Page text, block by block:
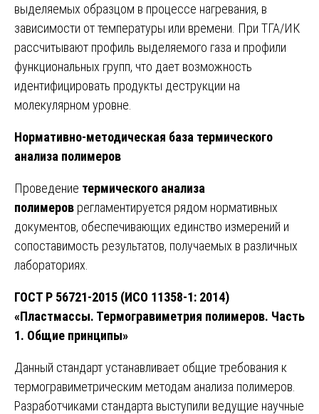
выделяемых образцом в процессе нагревания, в
зависимости от температуры или времени. При ТГА/ИК
рассчитывают профиль выделяемого газа и профили
функциональных групп, что дает возможность
идентифицировать продукты деструкции на
молекулярном уровне.
Нормативно-методическая база термического
анализа полимеров
Проведение термического анализа
полимеров регламентируется рядом нормативных
документов, обеспечивающих единство измерений и
сопоставимость результатов, получаемых в различных
лабораториях.
ГОСТ Р 56721-2015 (ИСО 11358-1: 2014)
«Пластмассы. Термогравиметрия полимеров. Часть
1. Общие принципы»
Данный стандарт устанавливает общие требования к
термогравиметрическим методам анализа полимеров.
Разработчиками стандарта выступили ведущие научные